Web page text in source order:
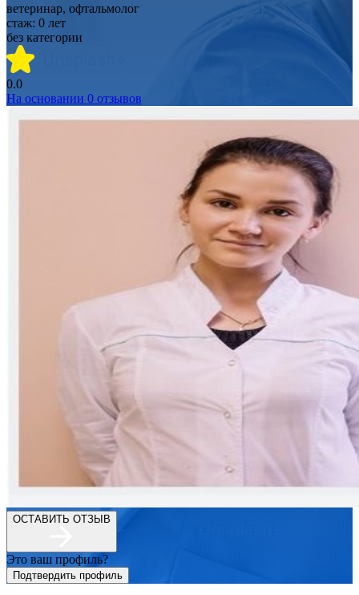
ветеринар, офтальмолог
стаж: 0 лет
без категории
0.0
На основании 0 отзывов
ОСТАВИТЬ ОТЗЫВ
Это ваш профиль?
Подтвердить профиль